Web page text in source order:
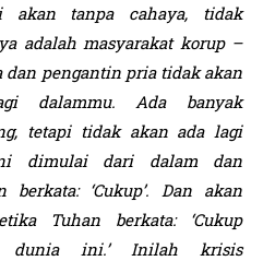
akan tanpa cahaya, tidak
adalah masyarakat korup –
dan pengantin pria tidak akan
dalammu. Ada banyak
tetapi tidak akan ada lagi
dimulai dari dalam dan
‘Cukup’. Dan akan
Tuhan berkata: ‘Cukup
dunia ini.’ Inilah krisis